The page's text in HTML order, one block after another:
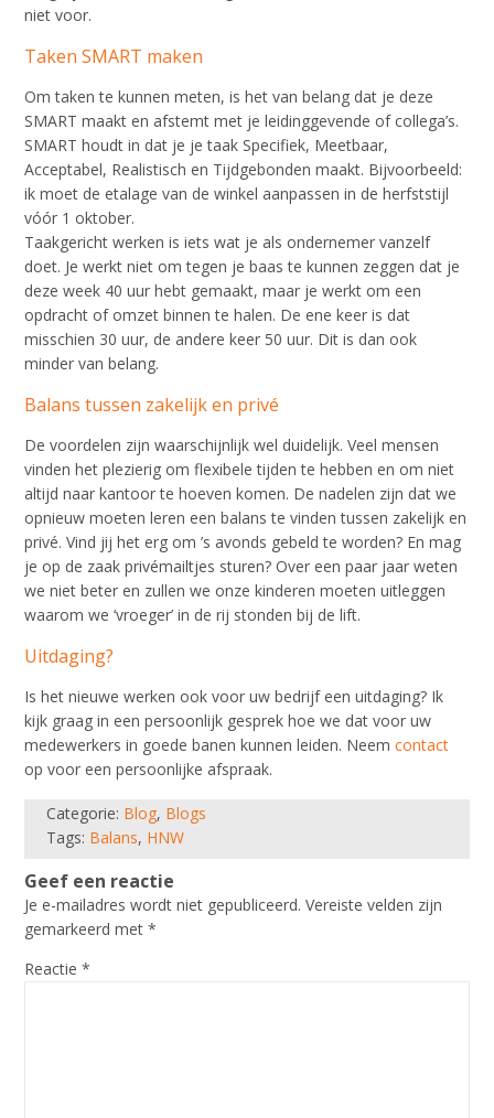
niet voor.
Taken SMART maken
Om taken te kunnen meten, is het van belang dat je deze
SMART maakt en afstemt met je leidinggevende of collega’s.
SMART houdt in dat je je taak Specifiek, Meetbaar,
Acceptabel, Realistisch en Tijdgebonden maakt. Bijvoorbeeld:
ik moet de etalage van de winkel aanpassen in de herfststijl
vóór 1 oktober.
Taakgericht werken is iets wat je als ondernemer vanzelf
doet. Je werkt niet om tegen je baas te kunnen zeggen dat je
deze week 40 uur hebt gemaakt, maar je werkt om een
opdracht of omzet binnen te halen. De ene keer is dat
misschien 30 uur, de andere keer 50 uur. Dit is dan ook
minder van belang.
Balans tussen zakelijk en privé
De voordelen zijn waarschijnlijk wel duidelijk. Veel mensen
vinden het plezierig om flexibele tijden te hebben en om niet
altijd naar kantoor te hoeven komen. De nadelen zijn dat we
opnieuw moeten leren een balans te vinden tussen zakelijk en
privé. Vind jij het erg om ’s avonds gebeld te worden? En mag
je op de zaak privémailtjes sturen? Over een paar jaar weten
we niet beter en zullen we onze kinderen moeten uitleggen
waarom we ‘vroeger’ in de rij stonden bij de lift.
Uitdaging?
Is het nieuwe werken ook voor uw bedrijf een uitdaging? Ik
kijk graag in een persoonlijk gesprek hoe we dat voor uw
medewerkers in goede banen kunnen leiden. Neemcontact
op voor een persoonlijke afspraak.
Categorie: Blog, Blogs
Tags: Balans, HNW
Geef een reactie
Je e-mailadres wordt niet gepubliceerd. Vereiste velden zijn
gemarkeerd met*
Reactie*